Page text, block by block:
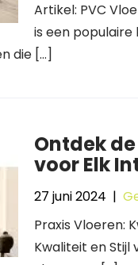
Artikel: PVC
is een
die […]
Ontdek
voor Elk
27 juni 2024 |
Praxis Vloeren:
Kwaliteit en Stijl